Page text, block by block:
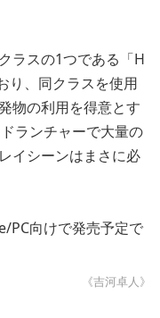
ラスの1つである「H
り、同クラスを使用
物の利用を得意とす
ランチャーで大量の
イシーンはまさに必
PC向けで発売予定で
《吉河卓人》